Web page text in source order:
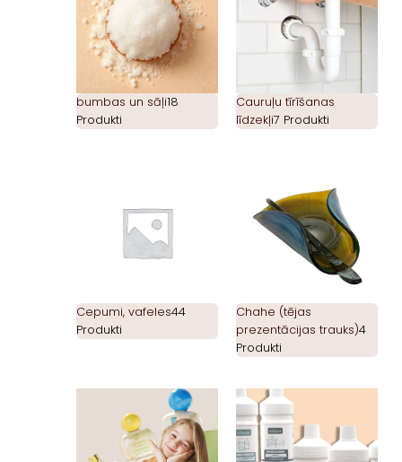
bumbas un sāļi18
Produkti
Cauruļu tīrīšanas
līdzekļi7 Produkti
Cepumi, vafeles44
Produkti
Chahe (tējas
prezentācijas trauks)4
Produkti